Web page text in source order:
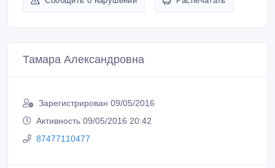
Тамара Александровна
Зарегистрирован 09/05/2016
Активность 09/05/2016 20:42
87477110477